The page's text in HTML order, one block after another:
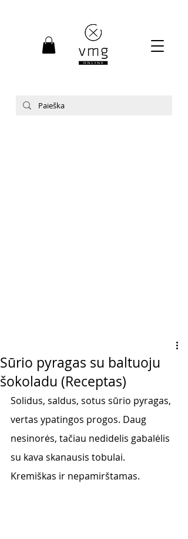
Sūrio pyragas su baltuoju
šokoladu (Receptas)
Solidus, saldus, sotus sūrio pyragas,
vertas ypatingos progos. Daug
nesinorės, tačiau nedidelis gabalėlis
su kava skanausis tobulai.
Kremiškas ir nepamirštamas.